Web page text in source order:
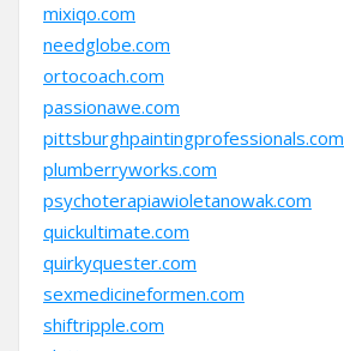
mixiqo.com
needglobe.com
ortocoach.com
passionawe.com
pittsburghpaintingprofessionals.com
plumberryworks.com
psychoterapiawioletanowak.com
quickultimate.com
quirkyquester.com
sexmedicineformen.com
shiftripple.com